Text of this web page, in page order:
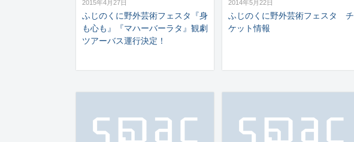
2015年4月27日
ふじのくに野外芸術フェスタ『身
も心も』『マハーバーラタ』観劇
ツアーバス運行決定！
2014年5月22日
ふじのくに野外芸術フェスタ チ
ケット情報